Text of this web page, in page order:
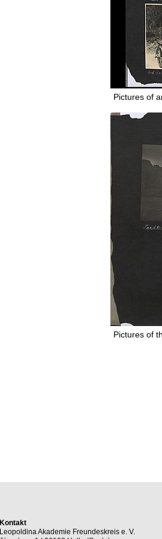
Pictures of
Pictures of
Kontakt
Leopoldina Akademie Freundeskreis e. V.